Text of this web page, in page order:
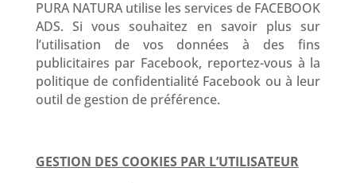
PURA NATURA utilise les services de FACEBOOK
ADS. Si vous souhaitez en savoir plus sur
l’utilisation de vos données à des fins
publicitaires par Facebook, reportez-vous à la
politique de confidentialité Facebook ou à leur
outil de gestion de préférence.
GESTION DES COOKIES PAR L’UTILISATEUR